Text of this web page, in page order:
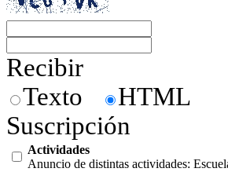
Recibir
Texto
HTML
Suscripción
Actividades
Anuncio de distintas actividades: